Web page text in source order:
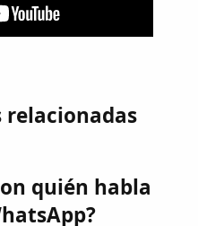
relacionadas
quién habla